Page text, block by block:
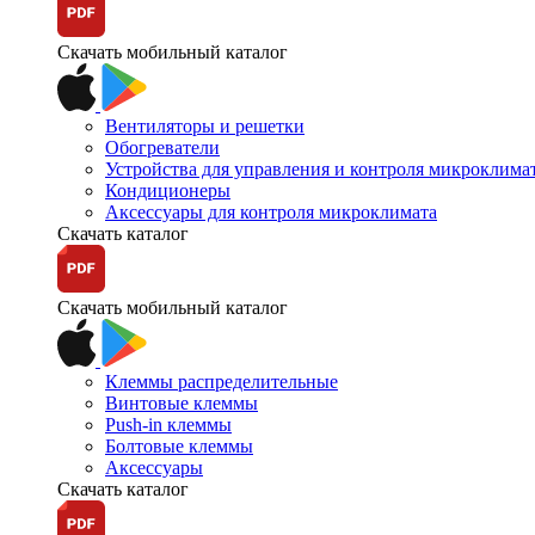
Скачать мобильный каталог
Вентиляторы и решетки
Обогреватели
Устройства для управления и контроля
Кондиционеры
Аксессуары для контроля микроклимата
Скачать каталог
Скачать мобильный каталог
Клеммы распределительные
Винтовые клеммы
Push-in клеммы
Болтовые клеммы
Аксессуары
Скачать каталог